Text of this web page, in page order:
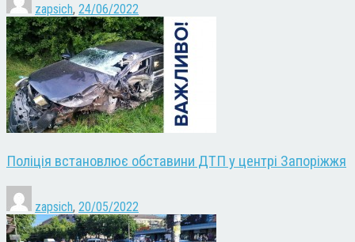
zapsich, 24/06/2022
Поліція встановлює обставини ДТП у центрі Запоріжжя
zapsich, 20/05/2022